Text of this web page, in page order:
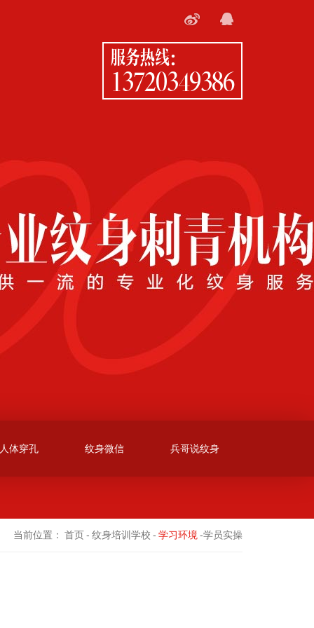
服务热线：
13720349386
人体穿孔 纹身微信 兵哥说纹身
当前位置： 首页- 纹身培训学校 - 学习环境 -学员实操